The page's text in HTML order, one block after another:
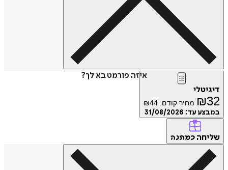
איזה פורמט בא לך?
₪ מחיר קודם: ₪44
עד:31/08/2026
כמתנה